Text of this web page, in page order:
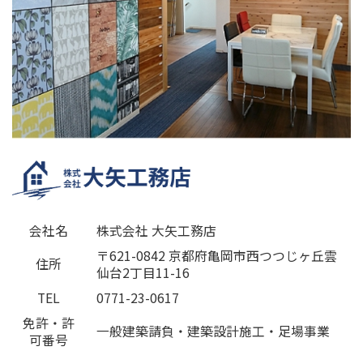
会社名
株式会社 大矢工務店
住所
〒621-0842 京都府亀岡市西つつじヶ丘雲
仙台2丁目11-16
TEL
0771-23-0617
免許・許
可番号
一般建築請負・建築設計施工・足場事業